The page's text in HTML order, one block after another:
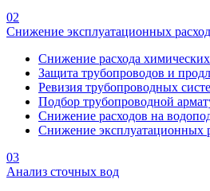
02
Снижение эксплуатационных
Снижение расхода
Защита трубопроводов и
Ревизия трубопроводных
Подбор трубопроводной
Снижение расходов на
Снижение эксплуатационных
03
Анализ сточных вод